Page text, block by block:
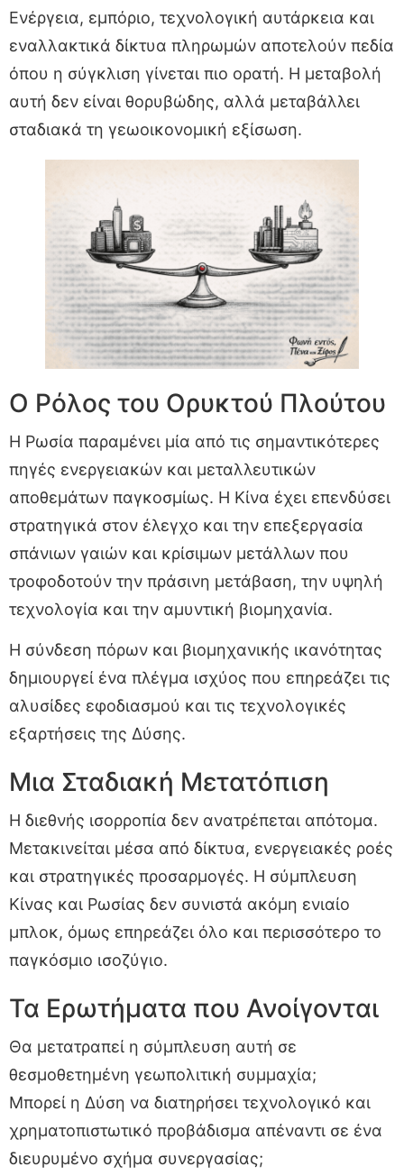
Ενέργεια, εμπόριο, τεχνολογική αυτάρκεια και
εναλλακτικά δίκτυα πληρωμών αποτελούν πεδία
όπου η σύγκλιση γίνεται πιο ορατή. Η μεταβολή
αυτή δεν είναι θορυβώδης, αλλά μεταβάλλει
σταδιακά τη γεωοικονομική εξίσωση.
Ο Ρόλος του Ορυκτού Πλούτου
Η Ρωσία παραμένει μία από τις σημαντικότερες
πηγές ενεργειακών και μεταλλευτικών
αποθεμάτων παγκοσμίως. Η Κίνα έχει επενδύσει
στρατηγικά στον έλεγχο και την επεξεργασία
σπάνιων γαιών και κρίσιμων μετάλλων που
τροφοδοτούν την πράσινη μετάβαση, την υψηλή
τεχνολογία και την αμυντική βιομηχανία.
Η σύνδεση πόρων και βιομηχανικής ικανότητας
δημιουργεί ένα πλέγμα ισχύος που επηρεάζει τις
αλυσίδες εφοδιασμού και τις τεχνολογικές
εξαρτήσεις της Δύσης.
Μια Σταδιακή Μετατόπιση
Η διεθνής ισορροπία δεν ανατρέπεται απότομα.
Μετακινείται μέσα από δίκτυα, ενεργειακές ροές
και στρατηγικές προσαρμογές. Η σύμπλευση
Κίνας και Ρωσίας δεν συνιστά ακόμη ενιαίο
μπλοκ, όμως επηρεάζει όλο και περισσότερο το
παγκόσμιο ισοζύγιο.
Τα Ερωτήματα που Ανοίγονται
Θα μετατραπεί η σύμπλευση αυτή σε
θεσμοθετημένη γεωπολιτική συμμαχία;
Μπορεί η Δύση να διατηρήσει τεχνολογικό και
χρηματοπιστωτικό προβάδισμα απέναντι σε ένα
διευρυμένο σχήμα συνεργασίας;